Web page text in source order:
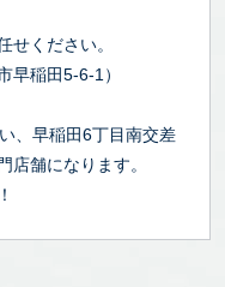
ください。
稲田5-6-1）
、早稲田6丁目南交差
店舗になります。